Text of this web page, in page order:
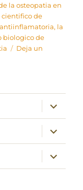
la osteopatia en
cientifico de
antiinflamatoria, la
biologico de
Deja un
expande
el
menú
inferior
expande
el
menú
inferior
expande
el
menú